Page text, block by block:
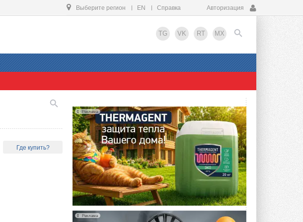
Выберите регион EN Справка Авторизация
TG VK RT MX
EN
Где купить?
Реклама
Реклама